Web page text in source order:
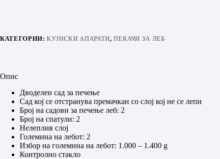
КАТЕГОРИИ:КУЈНСКИ АПАРАТИ,ПЕКАЧИ ЗА ЛЕБ
Опис
Дводелен сад за печење
Сад кој се отстранува премачкан со слој кој не се лепи
Број на садови за печење леб: 2
Број на спатули: 2
Нелеплив слој
Големина на лебот: 2
Избор на големина на лебот: 1.000 – 1.400 g
Контролно стакло